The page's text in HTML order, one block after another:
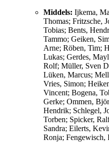
Middels: Ijkema,
Thomas; Fritzsche,
Tobias; Bents,
Tammo; Geiken,
Arne; Röben, Tim;
Lukas; Gerdes,
Rolf; Müller, Sven
Lüken, Marcus;
Vries, Simon;
Vincent; Bogena,
Gerke; Ommen,
Hendrik; Schlegel,
Torben; Spicker,
Sandra; Eilerts,
Ronja; Fengewisch,